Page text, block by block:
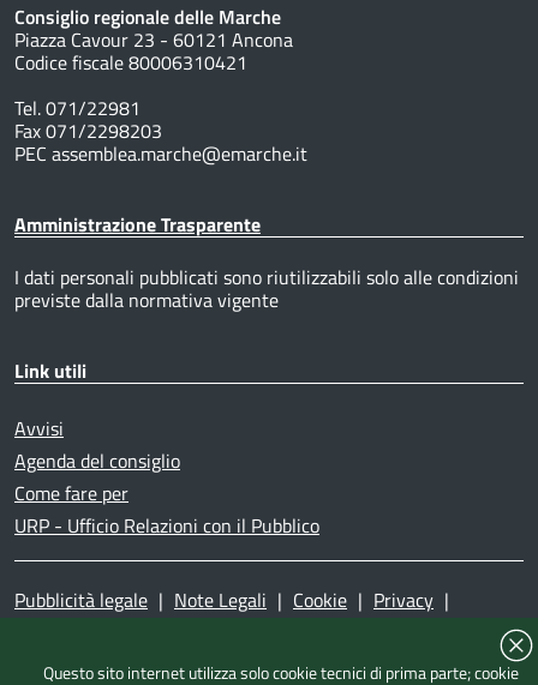
Consiglio regionale delle Marche
Piazza Cavour 23 - 60121 Ancona
Codice fiscale 80006310421
Tel. 071/22981
Fax 071/2298203
PEC assemblea.marche@emarche.it
Amministrazione Trasparente
I dati personali pubblicati sono riutilizzabili solo alle condizioni
previste dalla normativa vigente
Link utili
Avvisi
Agenda del consiglio
Come fare per
URP - Ufficio Relazioni con il Pubblico
Pubblicità legale | Note Legali | Cookie | Privacy |
Questo sito internet utilizza solo cookie tecnici di prima parte; cookie